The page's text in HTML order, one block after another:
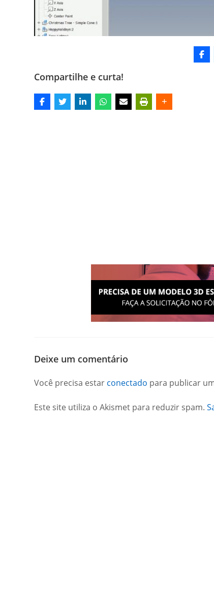
Compartilhe e curta!
Deixe um comentário
Você precisa estar conectado para publicar
Este site utiliza o Akismet para reduzir spam.